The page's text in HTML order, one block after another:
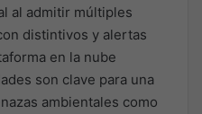
al admitir múltiples
distintivos y alertas
en la nube
son clave para una
ambientales como